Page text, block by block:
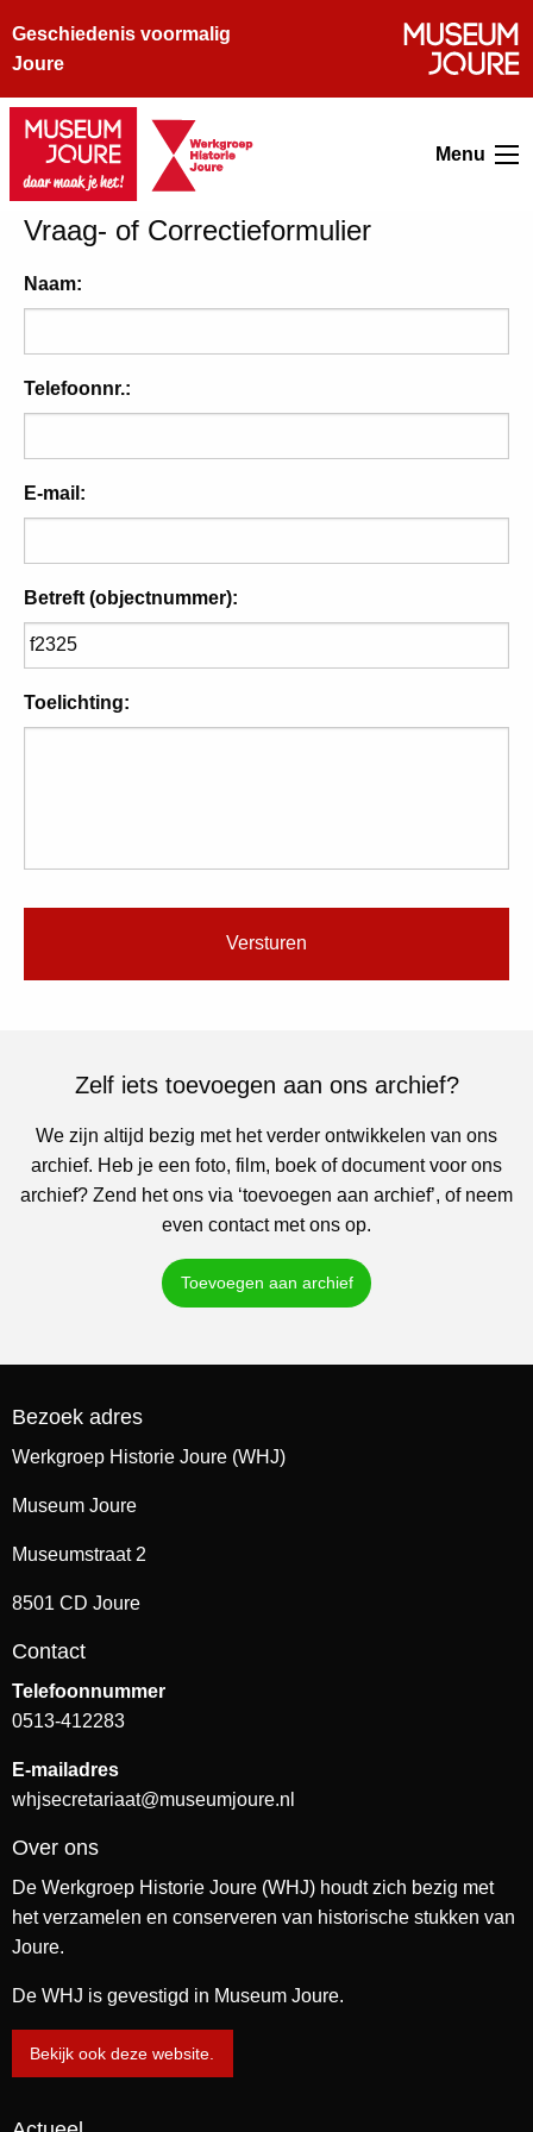
Geschiedenis voormalig
Joure
Menu
Vraag- of Correctieformulier
Naam:
Telefoonnr.:
E-mail:
Betreft (objectnummer):
Toelichting:
Zelf iets toevoegen aan ons archief?
We zijn altijd bezig met het verder ontwikkelen van ons
archief. Heb je een foto, film, boek of document voor ons
archief? Zend het ons via ‘toevoegen aan archief’, of neem
even contact met ons op.
Toevoegen aan archief
Bezoek adres
Werkgroep Historie Joure (WHJ)
Museum Joure
Museumstraat 2
8501 CD Joure
Contact
Telefoonnummer
0513-412283
E-mailadres
whjsecretariaat@museumjoure.nl
Over ons
De Werkgroep Historie Joure (WHJ) houdt zich bezig met
het verzamelen en conserveren van historische stukken van
Joure.
De WHJ is gevestigd in Museum Joure.
Bekijk ook deze website.